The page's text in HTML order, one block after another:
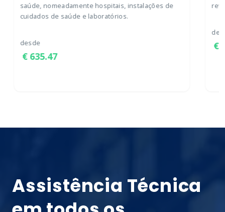
saúde, nomeadamente hospitais, instalações de
cuidados de saúde e laboratórios.
desde
635.47
Assistência Técnica